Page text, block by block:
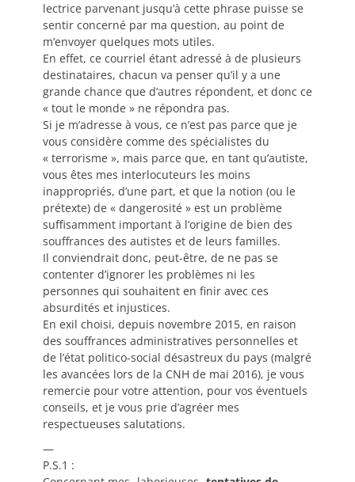
lectrice parvenant jusqu’à cette phrase puisse se
sentir concerné par ma question, au point de
m’envoyer quelques mots utiles.
En effet, ce courriel étant adressé à de plusieurs
destinataires, chacun va penser qu’il y a une
grande chance que d’autres répondent, et donc ce
« tout le monde » ne répondra pas.
Si je m’adresse à vous, ce n’est pas parce que je
vous considère comme des spécialistes du
« terrorisme », mais parce que, en tant qu’autiste,
vous êtes mes interlocuteurs les moins
inappropriés, d’une part, et que la notion (ou le
prétexte) de « dangerosité » est un problème
suffisamment important à l’origine de bien des
souffrances des autistes et de leurs familles.
Il conviendrait donc, peut-être, de ne pas se
contenter d’ignorer les problèmes ni les
personnes qui souhaitent en finir avec ces
absurdités et injustices.
En exil choisi, depuis novembre 2015, en raison
des souffrances administratives personnelles et
de l’état politico-social désastreux du pays (malgré
les avancées lors de la CNH de mai 2016), je vous
remercie pour votre attention, pour vos éventuels
conseils, et je vous prie d’agréer mes
respectueuses salutations.
—
P.S.1 :